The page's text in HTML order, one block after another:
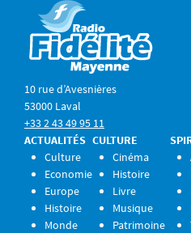
10 rue d’Avesnières
53000 Laval
+33 2 43 49 95 11
ACTUALITÉS
Culture
Economie
Europe
Histoire
Monde
CULTURE
Cinéma
Histoire
Livre
Musique
Patrimoine